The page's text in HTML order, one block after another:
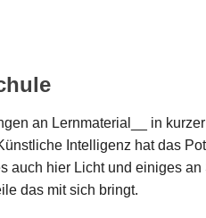
an Lernmaterial__ in
Intelligenz hat das
auch hier Licht und einiges
das mit sich bringt.